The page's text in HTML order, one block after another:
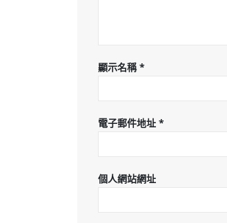
顯示名稱*
電子郵件地址 *
個人網站網址